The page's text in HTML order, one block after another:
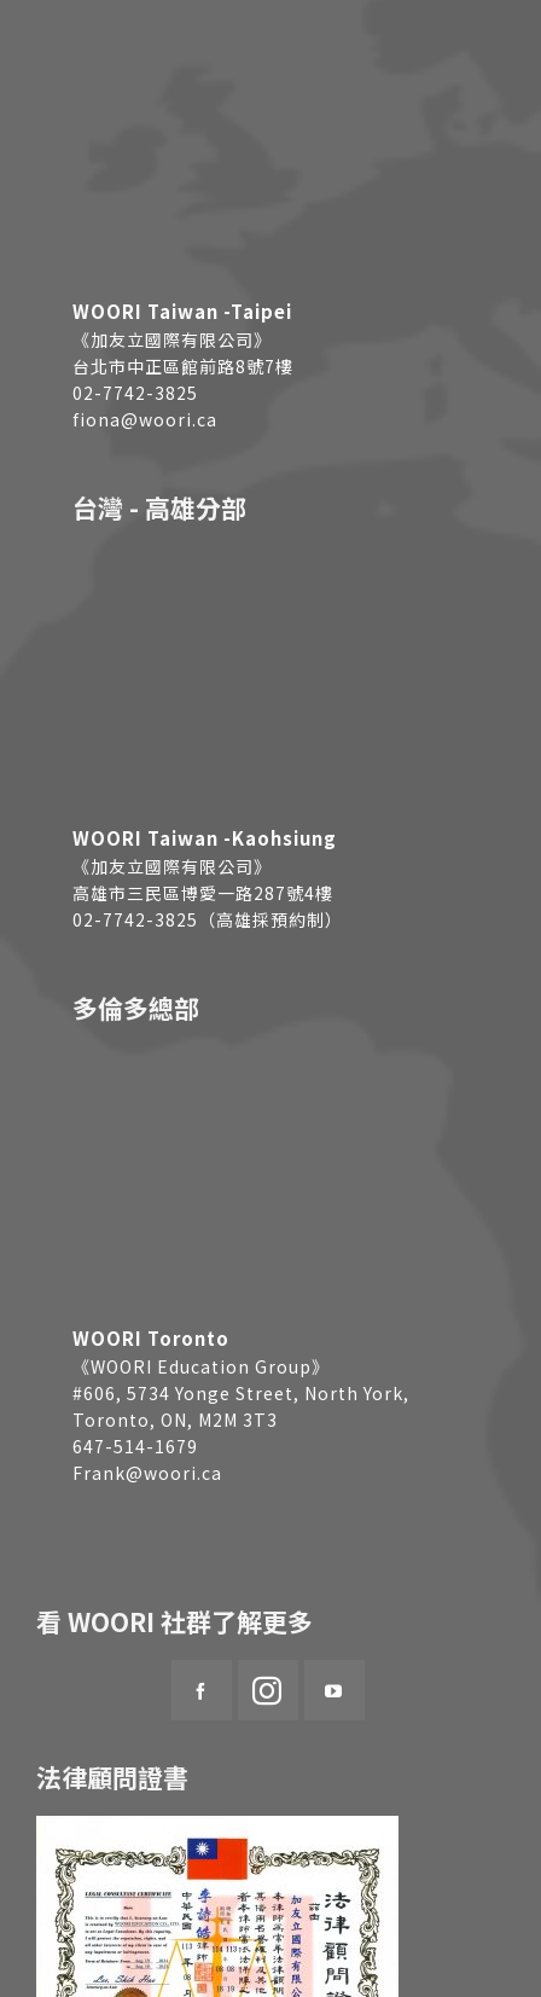
WOORI Taiwan -Taipei
《加友立國際有限公司》
台北市中正區館前路8號7樓
02-7742-3825
fiona@woori.ca
台灣 - 高雄分部
WOORI Taiwan -Kaohsiung
《加友立國際有限公司》
高雄市三民區博愛一路287號4樓
02-7742-3825（高雄採預約制）
多倫多總部
WOORI Toronto
《WOORI Education Group》
#606, 5734 Yonge Street, North York,
Toronto, ON, M2M 3T3
647-514-1679
Frank@woori.ca
看 WOORI 社群了解更多
法律顧問證書